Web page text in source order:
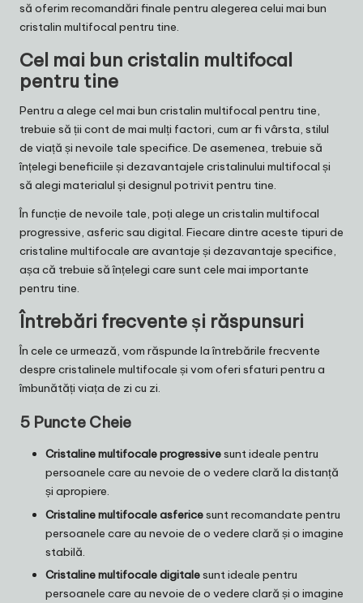
să oferim recomandări finale pentru alegerea celui mai bun
cristalin multifocal pentru tine.
Cel mai bun cristalin multifocal
pentru tine
Pentru a alege cel mai bun cristalin multifocal pentru tine,
trebuie să ții cont de mai mulți factori, cum ar fi vârsta, stilul
de viață și nevoile tale specifice. De asemenea, trebuie să
înțelegi beneficiile și dezavantajele cristalinului multifocal și
să alegi materialul și designul potrivit pentru tine.
În funcție de nevoile tale, poți alege un cristalin multifocal
progressive, asferic sau digital. Fiecare dintre aceste tipuri de
cristaline multifocale are avantaje și dezavantaje specifice,
așa că trebuie să înțelegi care sunt cele mai importante
pentru tine.
Întrebări frecvente și răspunsuri
În cele ce urmează, vom răspunde la întrebările frecvente
despre cristalinele multifocale și vom oferi sfaturi pentru a
îmbunătăți viața de zi cu zi.
5 Puncte Cheie
Cristaline multifocale progressivesunt ideale pentru
persoanele care au nevoie de o vedere clară la distanță
și apropiere.
Cristaline multifocale asfericesunt recomandate pentru
persoanele care au nevoie de o vedere clară și o imagine
stabilă.
Cristaline multifocale digitalesunt ideale pentru
persoanele care au nevoie de o vedere clară și o imagine